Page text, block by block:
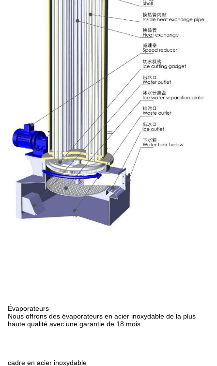
Évaporateurs
Nous offrons des évaporateurs en acier inoxydable de la plus
haute qualité avec une garantie de 18 mois.
cadre en acier inoxydable